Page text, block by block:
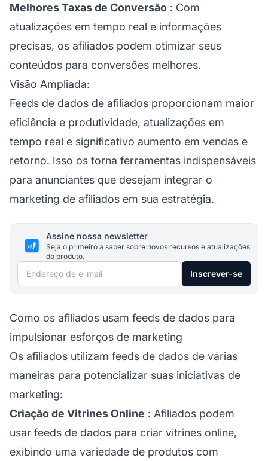
Melhores Taxas de Conversão : Com
atualizações em tempo real e informações
precisas, os afiliados podem otimizar seus
conteúdos para conversões melhores.
Visão Ampliada:
Feeds de dados de afiliados proporcionam maior
eficiência e produtividade, atualizações em
tempo real e significativo aumento em vendas e
retorno. Isso os torna ferramentas indispensáveis
para anunciantes que desejam integrar o
marketing de afiliados em sua estratégia.
Assine nossa newsletter
Seja o primeiro a saber sobre novos recursos e atualizações
do produto.
Endereço de e-mail Inscrever-se
Como os afiliados usam feeds de dados para
impulsionar esforços de marketing
Os afiliados utilizam feeds de dados de várias
maneiras para potencializar suas iniciativas de
marketing:
Criação de Vitrines Online : Afiliados podem
usar feeds de dados para criar vitrines online,
exibindo uma variedade de produtos com